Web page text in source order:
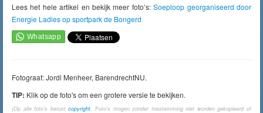
Lees het hele artikel en bekijk meer foto’s:Soeploop georganiseerd door
Energie Ladies op sportpark de Bongerd
Fotograaf: Jordi Menheer, BarendrechtNU.
TIP: Klik op de foto's om een grotere versie te bekijken.
(Op alle foto's berustcopyright. Foto's mogen zonder toestemming niet worden gekopieerd of